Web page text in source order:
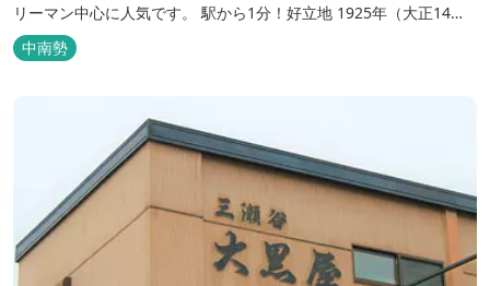
リーマン中心に人気です。 駅から1分！好立地 1925年（大正14
年）に開業した歴史ある旅館。JR三瀬谷駅から徒歩一分と好立地の
場所にあり、大変便利です。 部屋数は11室、大広間が2部屋。少人
中南勢